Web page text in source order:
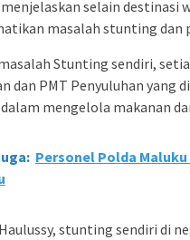
menjelaskan selain destinasi
masalah stunting dan
Stunting sendiri,
dan PMT Penyuluhan yang
mengelola makanan
Personel Polda
stunting sendiri di